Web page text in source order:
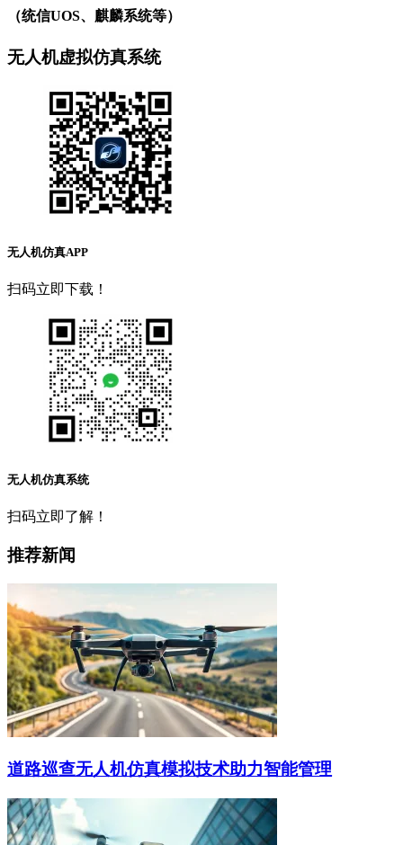
（统信UOS、麒麟系统等）
无人机虚拟仿真系统
无人机仿真APP
扫码立即下载！
无人机仿真系统
扫码立即了解！
推荐新闻
道路巡查无人机仿真模拟技术助力智能管理